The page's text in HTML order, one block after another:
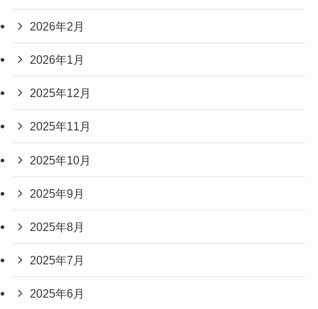
2026年2月
2026年1月
2025年12月
2025年11月
2025年10月
2025年9月
2025年8月
2025年7月
2025年6月